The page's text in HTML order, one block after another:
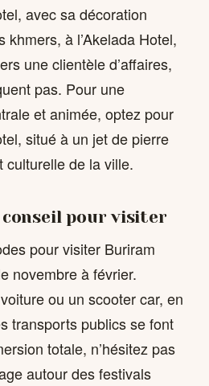
avec sa décoration
khmers, à l’Akelada Hotel,
une clientèle d’affaires,
pas. Pour une
et animée, optez pour
situé à un jet de pierre
culturelle de la ville.
pour visiter
pour visiter Buriram
novembre à février.
ou un scooter car, en
transports publics se font
totale, n’hésitez pas
autour des festivals